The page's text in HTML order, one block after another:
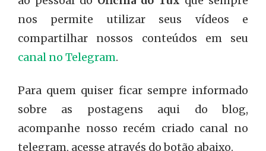
nos permite utilizar seus vídeos e
compartilhar nossos conteúdos em seu
canal no Telegram.
Para quem quiser ficar sempre informado
sobre as postagens aqui do blog,
acompanhe nosso recém criado canal no
telegram, acesse através do botão abaixo.